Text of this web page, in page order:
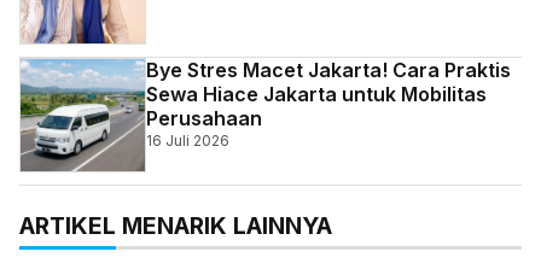
Bye Stres Macet Jakarta! Cara Praktis
Sewa Hiace Jakarta untuk Mobilitas
Perusahaan
16 Juli 2026
ARTIKEL MENARIK LAINNYA